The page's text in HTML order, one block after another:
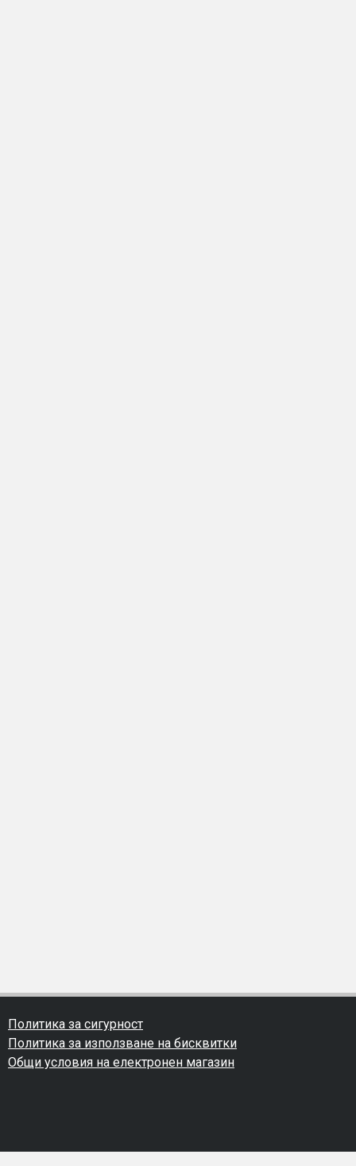
Политика за сигурност
Политика за използване на бисквитки
Общи условия на електронен магазин